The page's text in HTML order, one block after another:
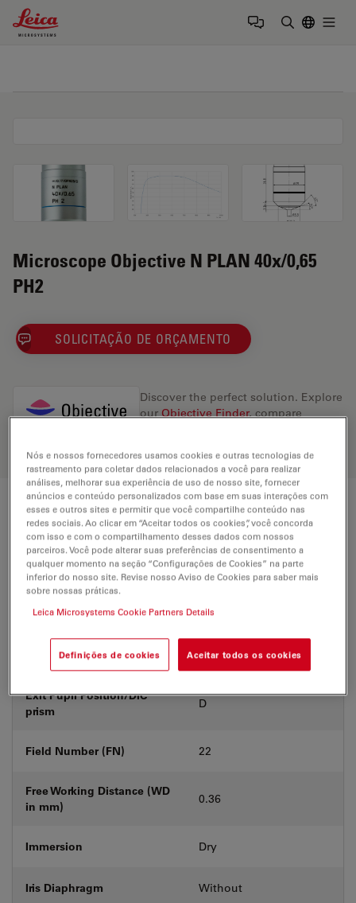
Leica Microsystems Logo
Microscope Objective N PLAN 40x/0,65
PH2
SOLICITAÇÃO DE ORÇAMENTO
Discover the perfect solution. Explore
ourObjective Finder, compare
Technical Specs
Product Number 11506099
Correction Ring (CORR) -
Coverglass With
Exit Pupil Position/DIC
prism
D
Field Number (FN) 22
Free Working Distance (WD
in mm)
0.36
Immersion Dry
Iris Diaphragm Without
Nós e nossos fornecedores usamos cookies e outras tecnologias de
rastreamento para coletar dados relacionados a você para realizar
análises, melhorar sua experiência de uso de nosso site, fornecer
anúncios e conteúdo personalizados com base em suas interações com
esses e outros sites e permitir que você compartilhe conteúdo nas
redes sociais. Ao clicar em “Aceitar todos os cookies”, você concorda
com isso e com o compartilhamento desses dados com nossos
parceiros. Você pode alterar suas preferências de consentimento a
qualquer momento na seção “Configurações de Cookies” na parte
inferior do nosso site. Revise nosso Aviso de Cookies para saber mais
sobre nossas práticas.
Leica Microsystems Cookie Partners Details
Definições de cookies Aceitar todos os cookies